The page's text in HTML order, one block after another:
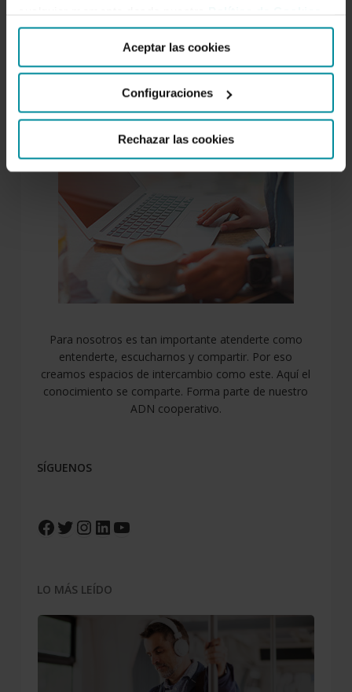
Aceptar las cookies
Configuraciones
Rechazar las cookies
Cooperativo Cajamar
SOBRE NOSOTROS
Para nosotros es tan importante atenderte como
entenderte, escucharnos y compartir. Por eso
creamos espacios de intercambio como este. Aquí el
conocimiento se comparte. Forma parte de nuestro
ADN cooperativo.
SÍGUENOS
Facebook
Twitter
Instagram
LinkedIn
YouTube
LO MÁS LEÍDO